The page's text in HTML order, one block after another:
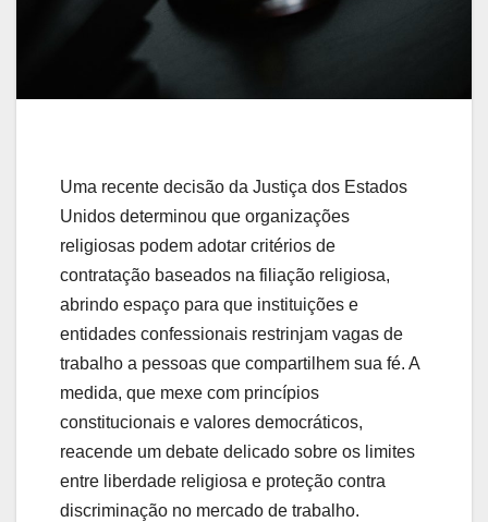
Uma recente decisão da Justiça dos Estados
Unidos determinou que organizações
religiosas podem adotar critérios de
contratação baseados na filiação religiosa,
abrindo espaço para que instituições e
entidades confessionais restrinjam vagas de
trabalho a pessoas que compartilhem sua fé. A
medida, que mexe com princípios
constitucionais e valores democráticos,
reacende um debate delicado sobre os limites
entre liberdade religiosa e proteção contra
discriminação no mercado de trabalho.